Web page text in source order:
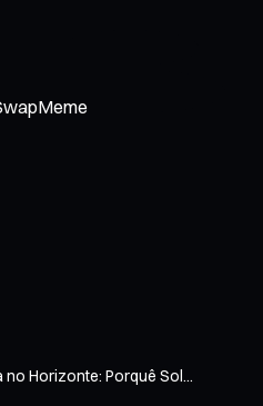
Meme
Horizonte: Porquê Sol...